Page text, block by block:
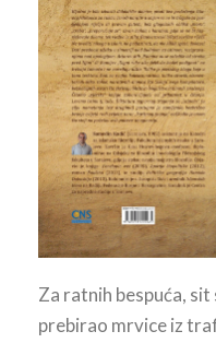
Za ratnih bespuća,
prebirao mrvice iz